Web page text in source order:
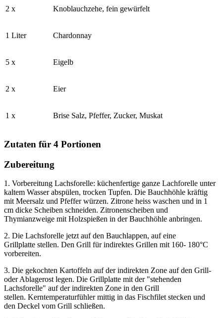
2 x Knoblauchzehe, fein gewürfelt
1 Liter Chardonnay
5 x Eigelb
2 x Eier
1 x Brise Salz, Pfeffer, Zucker, Muskat
Zutaten für 4 Portionen
Zubereitung
1. Vorbereitung Lachsforelle: küchenfertige ganze Lachforelle unter
kaltem Wasser abspülen, trocken Tupfen. Die Bauchhöhle kräftig
mit Meersalz und Pfeffer würzen. Zitrone heiss waschen und in 1
cm dicke Scheiben schneiden. Zitronenscheiben und
Thymianzweige mit Holzspießen in der Bauchhöhle anbringen.
2. Die Lachsforelle jetzt auf den Bauchlappen, auf eine
Grillplatte stellen. Den Grill für indirektes Grillen mit 160- 180°C
vorbereiten.
3. Die gekochten Kartoffeln auf der indirekten Zone auf den Grill-
oder Ablagerost legen. Die Grillplatte mit der "stehenden
Lachsforelle" auf der indirekten Zone in den Grill
stellen. Kerntemperaturfühler mittig in das Fischfilet stecken und
den Deckel vom Grill schließen.